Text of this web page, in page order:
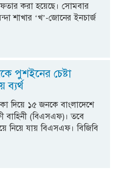
করা হয়েছে। সোমবার
শাখার ‘খ’-জোনের ইনচার্জ
পুশইনের চেষ্টা
দিয়ে ১৫ জনকে বাংলাদেশে
বাহিনী (বিএসএফ)। তবে
নিয়ে যায় বিএসএফ। বিজিবি